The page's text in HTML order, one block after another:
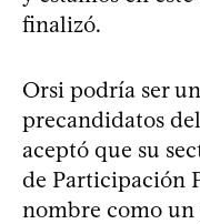
finalizó.
Orsi podría ser
precandidatos
aceptó que su
de Participación
nombre como